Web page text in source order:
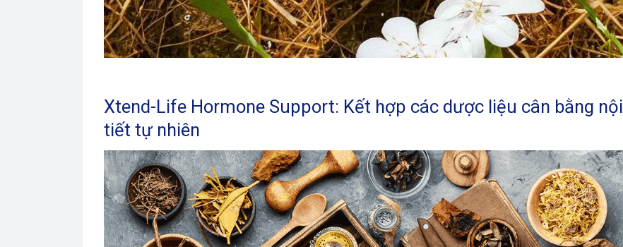
Xtend-Life Hormone Support: Kết hợp các dược liệu cân bằng nội
tiết tự nhiên